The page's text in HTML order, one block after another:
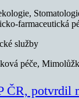
farmaceutická
služby
péče,
ČR, potvrdil